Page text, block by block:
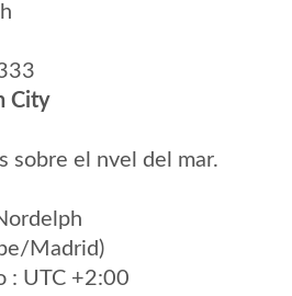
City
sobre el nvel del mar.
Madrid)
: UTC +2:00